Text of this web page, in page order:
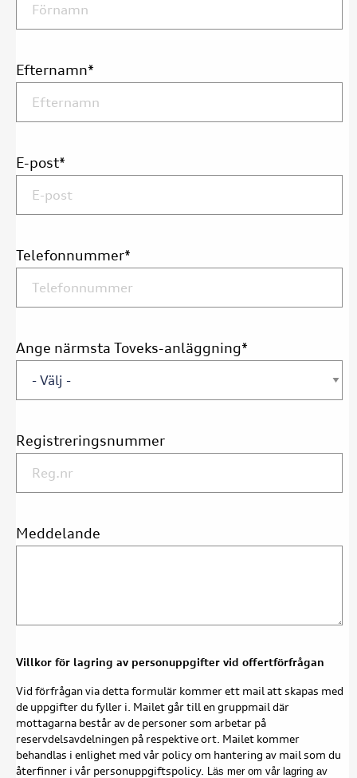
Efternamn*
E-post*
Telefonnummer*
Ange närmsta Toveks-anläggning*
Registreringsnummer
Meddelande
Villkor för lagring av personuppgifter vid offertförfrågan
Vid förfrågan via detta formulär kommer ett mail att skapas med
de uppgifter du fyller i. Mailet går till en gruppmail där
mottagarna består av de personer som arbetar på
reservdelsavdelningen på respektive ort. Mailet kommer
behandlas i enlighet med vår policy om hantering av mail som du
återfinner i vår personuppgiftspolicy.
Läs mer om vår lagring av